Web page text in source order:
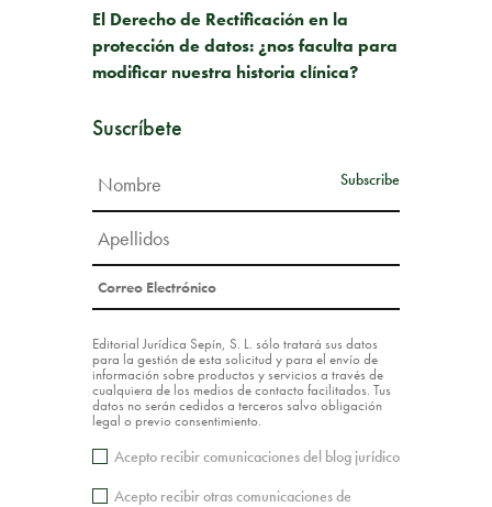
El Derecho de Rectificación en la
protección de datos: ¿nos faculta para
modificar nuestra historia clínica?
Suscríbete
Editorial Jurídica Sepín, S. L. sólo tratará sus datos
para la gestión de esta solicitud y para el envío de
información sobre productos y servicios a través de
cualquiera de los medios de contacto facilitados. Tus
datos no serán cedidos a terceros salvo obligación
legal o previo consentimiento.
Acepto recibir comunicaciones del blog jurídico
Acepto recibir otras comunicaciones de